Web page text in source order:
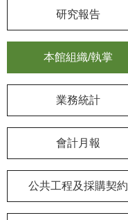
探
認
們
民
務
研究報告
本館組織/執掌
業務統計
會計月報
公共工程及採購契約